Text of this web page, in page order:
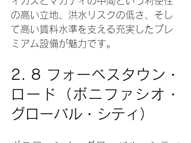
の高い立地、洪水リスクの低さ、そし
て高い賃料水準を支える充実したプレ
ミアム設備が魅力です。
2. 8 フォーベスタウン・
ロード（ボニファシオ・
グローバル・シティ）